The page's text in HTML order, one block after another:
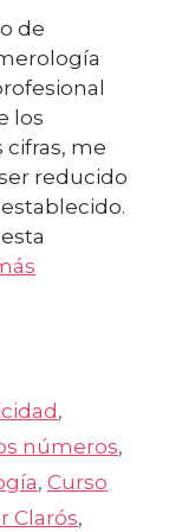
de
los
me
reducido
,
números,
, Curso
Clarós,